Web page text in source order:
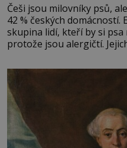
Češi jsou milovníky psů,
42 % českých
skupina lidí, kteří by si
protože jsou alergičtí.